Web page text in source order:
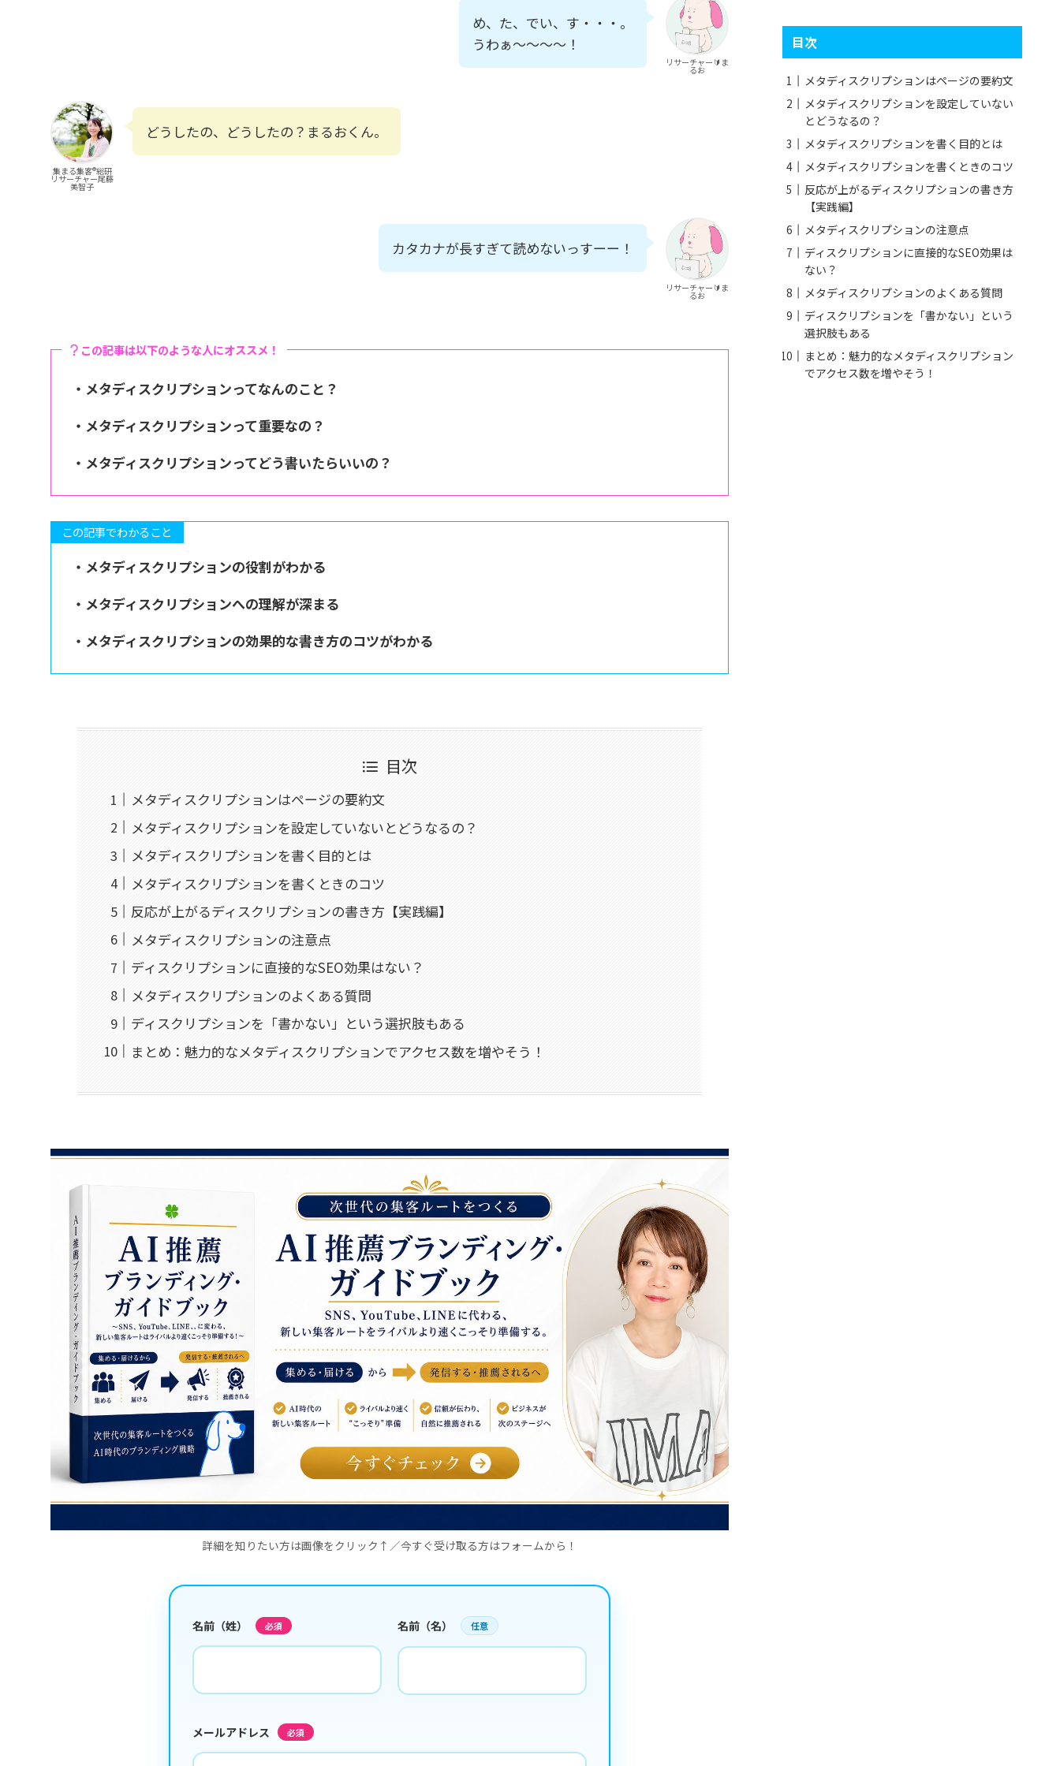
リサーチャー🔰ま
るお
め、た、でい、す・・・。
うわぁ～～～～！
集まる集客®総研
リサーチャー尾藤
美智子
どうしたの、どうしたの？まるおくん。
リサーチャー🔰ま
るお
カタカナが長すぎて読めないっすーー！
この記事は以下のような人にオススメ！
・メタディスクリプションってなんのこと？
・メタディスクリプションって重要なの？
・メタディスクリプションってどう書いたらいいの？
この記事でわかること
・メタディスクリプションの役割がわかる
・メタディスクリプションへの理解が深まる
・メタディスクリプションの効果的な書き方のコツがわかる
目次
メタディスクリプションはページの要約文
メタディスクリプションを設定していないとどうなるの？
メタディスクリプションを書く目的とは
メタディスクリプションを書くときのコツ
反応が上がるディスクリプションの書き方【実践編】
メタディスクリプションの注意点
ディスクリプションに直接的なSEO効果はない？
メタディスクリプションのよくある質問
ディスクリプションを「書かない」という選択肢もある
まとめ：魅力的なメタディスクリプションでアクセス数を増やそう！
詳細を知りたい方は画像をクリック↑／今すぐ受け取る方はフォームから！
名前（姓） 必須 名前（名） 任意
メールアドレス 必須
目次
メタディスクリプションはページの要約文
メタディスクリプションを設定していない
とどうなるの？
メタディスクリプションを書く目的とは
メタディスクリプションを書くときのコツ
反応が上がるディスクリプションの書き方
【実践編】
メタディスクリプションの注意点
ディスクリプションに直接的なSEO効果は
ない？
メタディスクリプションのよくある質問
ディスクリプションを「書かない」という
選択肢もある
まとめ：魅力的なメタディスクリプション
でアクセス数を増やそう！